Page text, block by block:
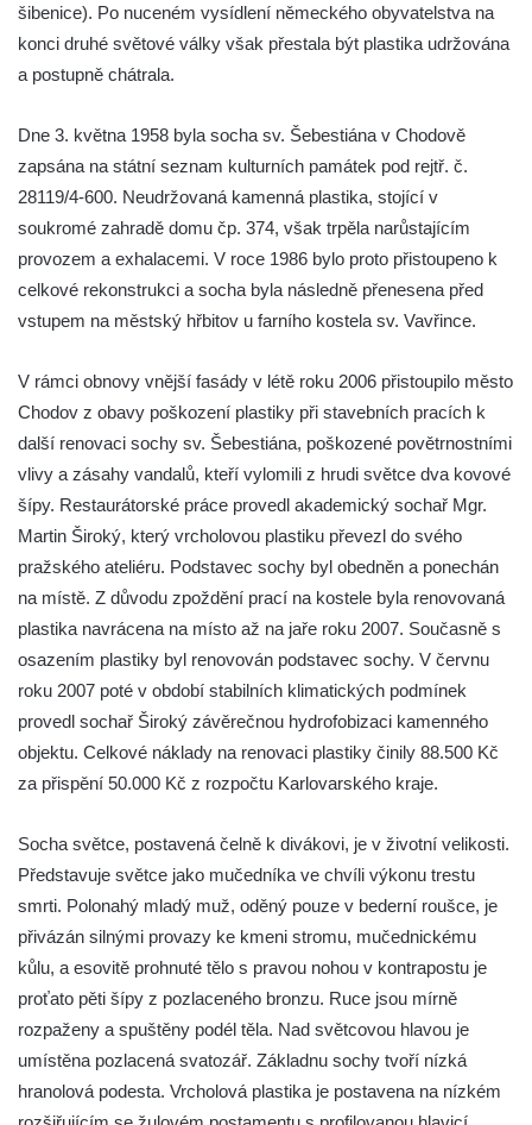
Socha Tygr v ZOO Hluboká
Socha Včela v ZOO Hluboká
Socha Housenka v ZOO Hluboká
Socha Beruška v ZOO Hluboká
Socha Vážka v ZOO Hluboká
Flamingo trůn v ZOO Hluboká
Lavička Kůň Převalského v ZOO Hluboká
Lysá nad Labem, barokní město Šporkovo
Socha Opičákovník v ZOO Hluboká
Socha Roháč v ZOO Hluboká
Socha Mystik v ZOO Hluboká
Socha Jana Valeria Jirsíka u Černé věže v
Českých Budějovicích
Socha Krista klesajícího pod křížem u
kostela svatého Mikuláše v Českých
Socha svatého Jana Nepomuckého u
kostela svaté Rodiny v Českých
Budějovicích
Socha S tebou v parku na Senovážném
náměstí v Českých Budějovicích
Sousoší Humanoidi na Lannově třídě v
Českých Budějovicích
šibenice). Po nuceném vysídlení německého obyvatelstva na
konci druhé světové války však přestala být plastika udržována
a postupně chátrala.
Dne 3. května 1958 byla socha sv. Šebestiána v Chodově
zapsána na státní seznam kulturních památek pod rejtř. č.
28119/4-600. Neudržovaná kamenná plastika, stojící v
soukromé zahradě domu čp. 374, však trpěla narůstajícím
provozem a exhalacemi. V roce 1986 bylo proto přistoupeno k
celkové rekonstrukci a socha byla následně přenesena před
vstupem na městský hřbitov u farního kostela sv. Vavřince.
V rámci obnovy vnější fasády v létě roku 2006 přistoupilo město
Chodov z obavy poškození plastiky při stavebních pracích k
další renovaci sochy sv. Šebestiána, poškozené povětrnostními
vlivy a zásahy vandalů, kteří vylomili z hrudi světce dva kovové
šípy. Restaurátorské práce provedl akademický sochař Mgr.
Martin Široký, který vrcholovou plastiku převezl do svého
pražského ateliéru. Podstavec sochy byl obedněn a ponechán
na místě. Z důvodu zpoždění prací na kostele byla renovovaná
plastika navrácena na místo až na jaře roku 2007. Současně s
osazením plastiky byl renovován podstavec sochy. V červnu
roku 2007 poté v období stabilních klimatických podmínek
provedl sochař Široký závěrečnou hydrofobizaci kamenného
objektu. Celkové náklady na renovaci plastiky činily 88.500 Kč
za přispění 50.000 Kč z rozpočtu Karlovarského kraje.
Socha světce, postavená čelně k divákovi, je v životní velikosti.
Představuje světce jako mučedníka ve chvíli výkonu trestu
smrti. Polonahý mladý muž, oděný pouze v bederní roušce, je
přivázán silnými provazy ke kmeni stromu, mučednickému
kůlu, a esovitě prohnuté tělo s pravou nohou v kontrapostu je
proťato pěti šípy z pozlaceného bronzu. Ruce jsou mírně
rozpaženy a spuštěny podél těla. Nad světcovou hlavou je
umístěna pozlacená svatozář. Základnu sochy tvoří nízká
hranolová podesta. Vrcholová plastika je postavena na nízkém